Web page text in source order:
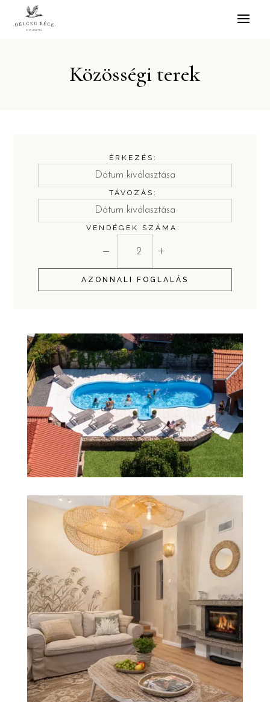
Közösségi terek
ÉRKEZÉS:
TÁVOZÁS:
VENDÉGEK SZÁMA:
− +
AZONNALI FOGLALÁS